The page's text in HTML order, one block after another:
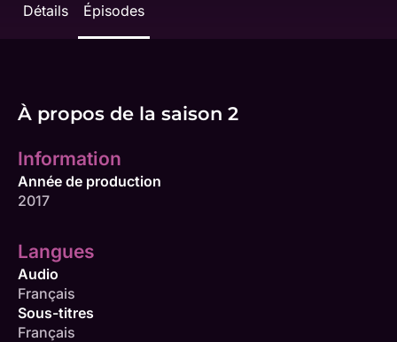
Détails Épisodes
À propos de la saison 2
Information
Année de production
2017
Langues
Audio
Français
Sous-titres
Français